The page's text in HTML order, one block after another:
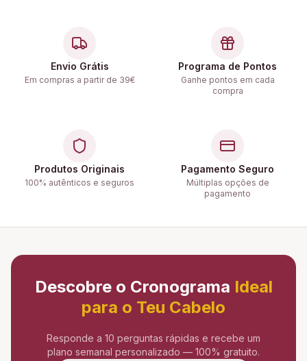
Envio Grátis
Em compras a partir de 39€
Programa de Pontos
Ganhe pontos em cada
compra
Produtos Originais
100% autênticos e seguros
Pagamento Seguro
Múltiplas opções de
pagamento
Descobre o Cronograma Ideal
para o Teu Cabelo
Responde a 10 perguntas rápidas e recebe um
plano semanal personalizado — 100% gratuito.